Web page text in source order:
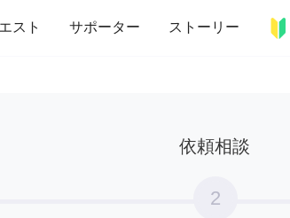
スト サポーター ストーリー
インテリア 趣味・習い事 ペット
依頼相談
2